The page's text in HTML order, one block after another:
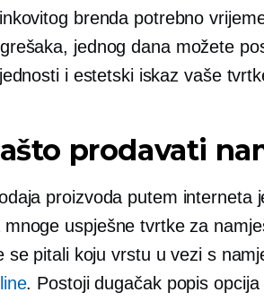
brenda potrebno
jednog dana možete
i estetski iskaz vaše
prodavati
proizvoda putem interneta
mnoge uspješne tvrtke za
se pitali koju vrstu u vezi s
. Postoji dugačak popis